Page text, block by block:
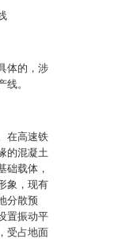
体的，涉
。
在高速铁
的混凝土
础载体，
象，现有
分散预
置振动平
受占地面